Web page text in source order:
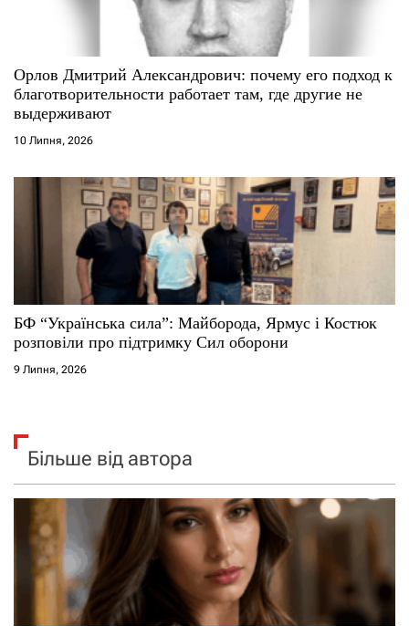
Орлов Дмитрий Александрович: почему его подход к
благотворительности работает там, где другие не
выдерживают
10 Липня, 2026
БФ “Українська сила”: Майборода, Ярмус і Костюк
розповіли про підтримку Сил оборони
9 Липня, 2026
Більше від автора